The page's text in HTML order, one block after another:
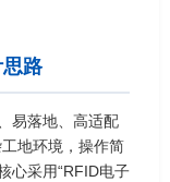
路
易落地、高适配
地环境，操作简
心采用“RFID电子